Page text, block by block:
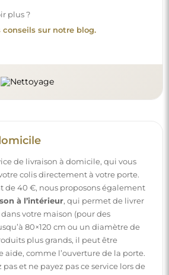
plus ?
conseils sur notre blog.
de livraison à domicile, qui vous
colis directement à votre porte.
de 40 €, nous proposons également
à l’intérieur, qui permet de livrer
votre maison (pour des
80×120 cm ou un diamètre de
plus grands, il peut être
comme l’ouverture de la porte.
pas et ne payez pas ce service lors de